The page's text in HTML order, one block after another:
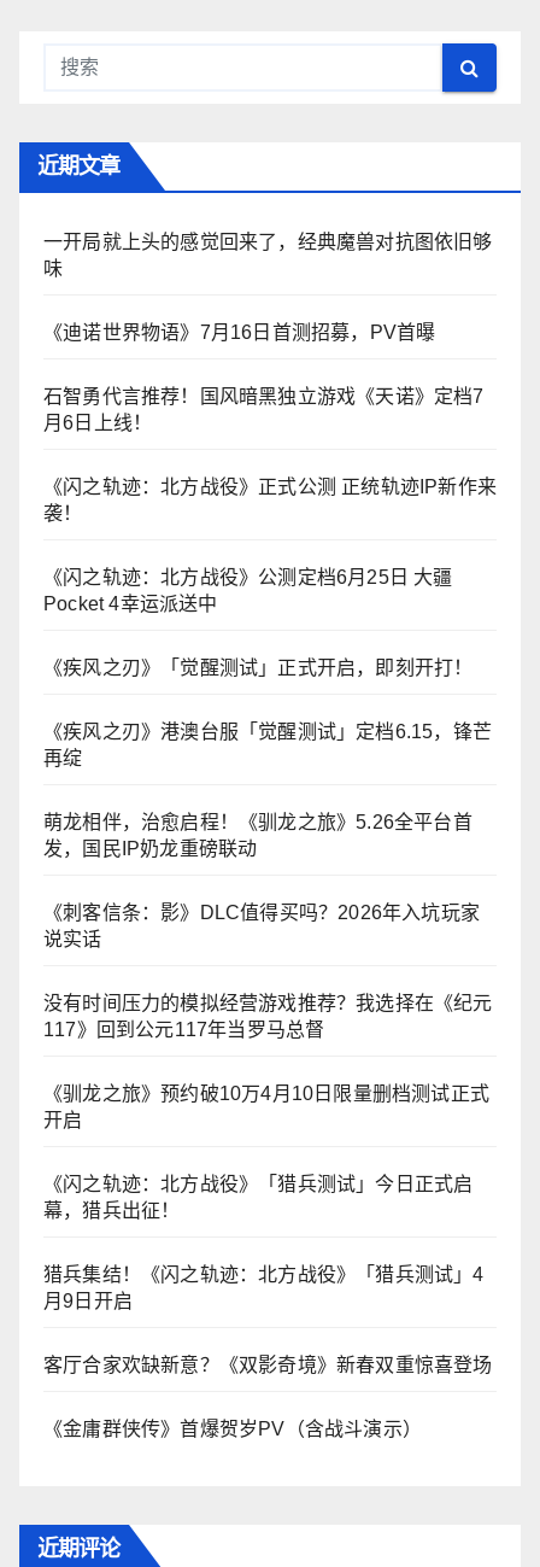
近期文章
一开局就上头的感觉回来了，经典魔兽对抗图依旧够
味
《迪诺世界物语》7月16日首测招募，PV首曝
石智勇代言推荐！国风暗黑独立游戏《天诺》定档7
月6日上线！
《闪之轨迹：北方战役》正式公测 正统轨迹IP新作来
袭！
《闪之轨迹：北方战役》公测定档6月25日 大疆
Pocket 4幸运派送中
《疾风之刃》「觉醒测试」正式开启，即刻开打！
《疾风之刃》港澳台服「觉醒测试」定档6.15，锋芒
再绽
萌龙相伴，治愈启程！《驯龙之旅》5.26全平台首
发，国民IP奶龙重磅联动
《刺客信条：影》DLC值得买吗？2026年入坑玩家
说实话
没有时间压力的模拟经营游戏推荐？我选择在《纪元
117》回到公元117年当罗马总督
《驯龙之旅》预约破10万4月10日限量删档测试正式
开启
《闪之轨迹：北方战役》「猎兵测试」今日正式启
幕，猎兵出征！
猎兵集结！《闪之轨迹：北方战役》「猎兵测试」4
月9日开启
客厅合家欢缺新意？《双影奇境》新春双重惊喜登场
《金庸群侠传》首爆贺岁PV（含战斗演示）
近期评论